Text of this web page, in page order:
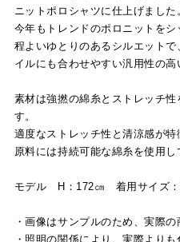
ニットポロシャツに仕上げました
今年もトレンドのポロニットをシ
程よいゆとりのあるシルエット
イルにも合わせやすい汎用性の高
素材は強撚の綿糸とストレッチ
す。
適度なストレッチ性と清涼感が特
原料には持続可能な綿糸を使用し
モデル H：172㎝ 着用サイズ
・画像はサンプルのため、実際
・照明の関係により、実際より